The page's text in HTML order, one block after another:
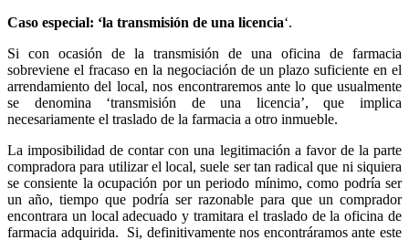
Caso especial: ‘la transmisión de una licencia‘.
Si con ocasión de la transmisión de una oficina de farmacia
sobreviene el fracaso en la negociación de un plazo suficiente en el
arrendamiento del local, nos encontraremos ante lo que usualmente
se denomina ‘transmisión de una licencia’, que implica
necesariamente el traslado de la farmacia a otro inmueble.
La imposibilidad de contar con una legitimación a favor de la parte
compradora para utilizar el local, suele ser tan radical que ni siquiera
se consiente la ocupación por un periodo mínimo, como podría ser
un año, tiempo que podría ser razonable para que un comprador
encontrara un local adecuado y tramitara el traslado de la oficina de
farmacia adquirida.
Si, definitivamente nos encontráramos ante este